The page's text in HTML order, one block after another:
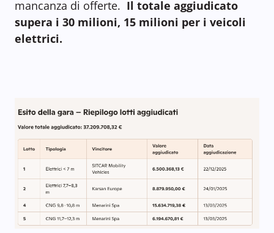
mancanza di offerte. Il totale aggiudicato
supera i 30 milioni, 15 milioni per i veicoli
elettrici.